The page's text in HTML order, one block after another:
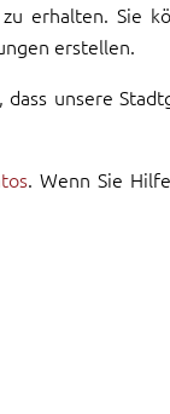
erhalten. Sie
erstellen.
unsere
. Wenn Sie